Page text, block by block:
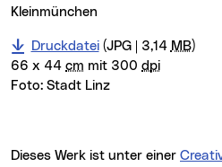
Kleinmünchen
Druckdatei(JPG | 3,14 MB)
66 x 44 cm mit 300 dpi
Foto: Stadt Linz
Dieses Werk ist unter einer